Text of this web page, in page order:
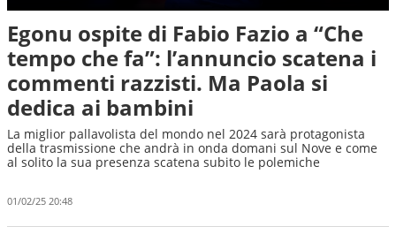
Egonu ospite di Fabio Fazio a “Che
tempo che fa”: l’annuncio scatena i
commenti razzisti. Ma Paola si
dedica ai bambini
La miglior pallavolista del mondo nel 2024 sarà protagonista
della trasmissione che andrà in onda domani sul Nove e come
al solito la sua presenza scatena subito le polemiche
01/02/25 20:48